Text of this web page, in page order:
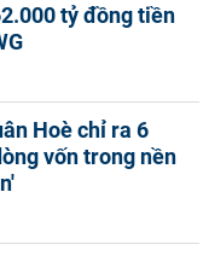
tỷ đồng tiền
Hoè chỉ ra 6
vốn trong nền